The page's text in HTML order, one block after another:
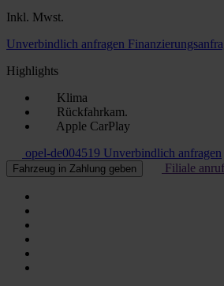
Inkl. Mwst.
Unverbindlich anfragen
Highlights
Klima
Rückfahrkam.
Apple CarPlay
opel-de004519 Unverbindlich anfragen
Fahrzeug in Zahlung geben Filiale